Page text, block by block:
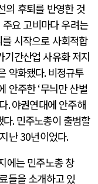
의 후퇴를 반영한 것
요 고비마다 우려는
시작으로 사회적합
기간산업 사유화 저지
약화됐다.비정규투
안주한‘무늬만 산별
.야권연대에 안주해
다.민주노총이 출범할
난30년이었다.
에는 민주노총 창
들을 소개하고 있